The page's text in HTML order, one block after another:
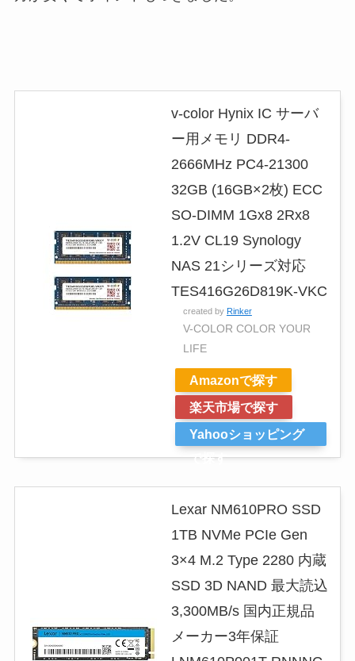
v-color Hynix IC サーバ
ー用メモリ DDR4-
2666MHz PC4-21300
32GB (16GB×2枚) ECC
SO-DIMM 1Gx8 2Rx8
1.2V CL19 Synology
NAS 21シリーズ対応
TES416G26D819K-VKC
created by Rinker
V-COLOR COLOR YOUR
LIFE
Amazonで探す
楽天市場で探す
Yahooショッピング
で探す
Lexar NM610PRO SSD
1TB NVMe PCIe Gen
3×4 M.2 Type 2280 内蔵
SSD 3D NAND 最大読込
3,300MB/s 国内正規品
メーカー3年保証